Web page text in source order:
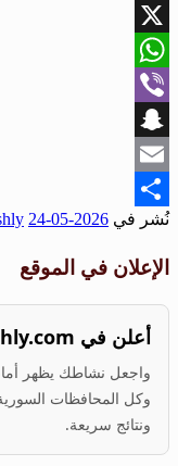
Facebook
X
WhatsApp
Viber
Snapchat
Email
Share
نُشر في 2026-05-24
الإعلان في الموقع
أعلن في Qamishly.com
واجعل نشاطك يظهر
وكل المحافظات
ونتائج سريعة.